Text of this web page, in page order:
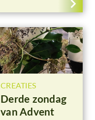
CREATIES
Derde zondag
van Advent